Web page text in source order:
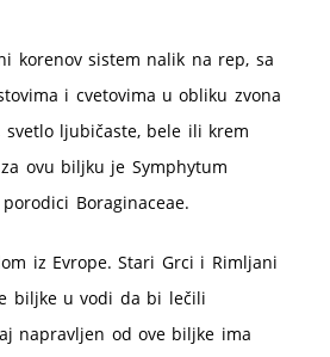
korenov sistem nalik na rep, sa
i cvetovima u obliku zvona
ljubičaste, bele ili krem
ovu biljku je Symphytum
Boraginaceae.
iz Evrope. Stari Grci i Rimljani
biljke u vodi da bi lečili
napravljen od ove biljke ima